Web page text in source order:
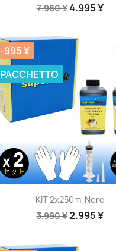
7.980 ¥4.995 ¥
KIT 2x250ml Nero
3.990 ¥2.995 ¥
-995 ¥
PACCHETTO